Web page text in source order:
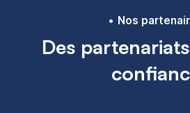
Nos
Des